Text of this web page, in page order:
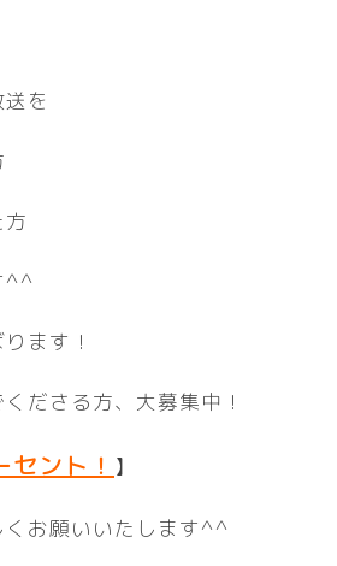
を
^^
ます！
ださる方、大募集中！
ント！ 】
お願いいたします^^